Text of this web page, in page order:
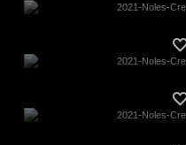
2021-Noles-
2021-Noles-
2021-Noles-